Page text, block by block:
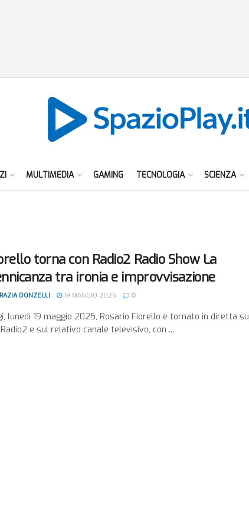
MULTIMEDIA GAMING TECNOLOGIA SCIENZA
torna con Radio2 Radio Show La
tra ironia e improvvisazione
DONZELLI 19 MAGGIO 2025 0
lunedì 19 maggio 2025, Rosario Fiorello è tornato in diretta su
e sul relativo canale televisivo, con ...